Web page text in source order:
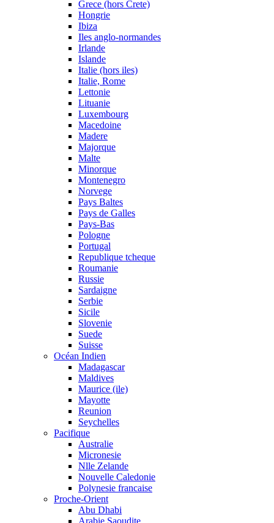
Grece (hors Crete)
Hongrie
Ibiza
Iles anglo-normandes
Irlande
Islande
Italie (hors iles)
Italie, Rome
Lettonie
Lituanie
Luxembourg
Macedoine
Madere
Majorque
Malte
Minorque
Montenegro
Norvege
Pays Baltes
Pays de Galles
Pays-Bas
Pologne
Portugal
Republique tcheque
Roumanie
Russie
Sardaigne
Serbie
Sicile
Slovenie
Suede
Suisse
Océan Indien
Madagascar
Maldives
Maurice (ile)
Mayotte
Reunion
Seychelles
Pacifique
Australie
Micronesie
Nlle Zelande
Nouvelle Caledonie
Polynesie francaise
Proche-Orient
Abu Dhabi
Arabie Saoudite